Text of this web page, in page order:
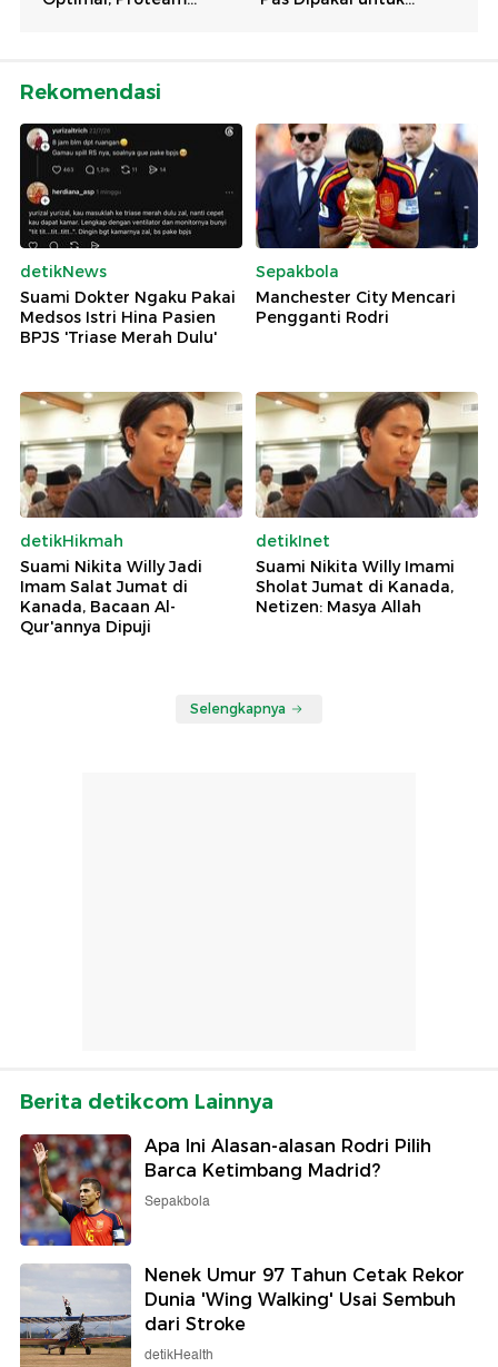
Rekomendasi
detikNews
Suami Dokter Ngaku Pakai
Medsos Istri Hina Pasien
BPJS 'Triase Merah Dulu'
Sepakbola
Manchester City Mencari
Pengganti Rodri
detikHikmah
Suami Nikita Willy Jadi
Imam Salat Jumat di
Kanada, Bacaan Al-
Qur'annya Dipuji
detikInet
Suami Nikita Willy Imami
Sholat Jumat di Kanada,
Netizen: Masya Allah
Selengkapnya
Berita detikcom Lainnya
Apa Ini Alasan-alasan Rodri Pilih
Barca Ketimbang Madrid?
Sepakbola
Nenek Umur 97 Tahun Cetak Rekor
Dunia 'Wing Walking' Usai Sembuh
dari Stroke
detikHealth